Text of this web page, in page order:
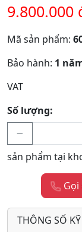
9.800.000
Mã sản phẩm:
Bảo hành: 1
VAT
Số lượng:
sản phẩm tại
THÔNG SỐ